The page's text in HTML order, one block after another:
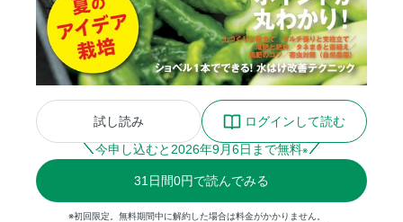
試し読み
ログインして読む
今申し込むと 2026年9月6日まで無料※
31 日間0円で読んでみる
※初回限定。無料期間中に解約した場合は料金がかかりません。